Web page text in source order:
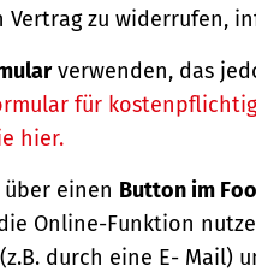
Vertrag zu widerrufen,
verwenden, das
für
hier.
einen Button im
Online-Funktion
durch eine E- Mail)